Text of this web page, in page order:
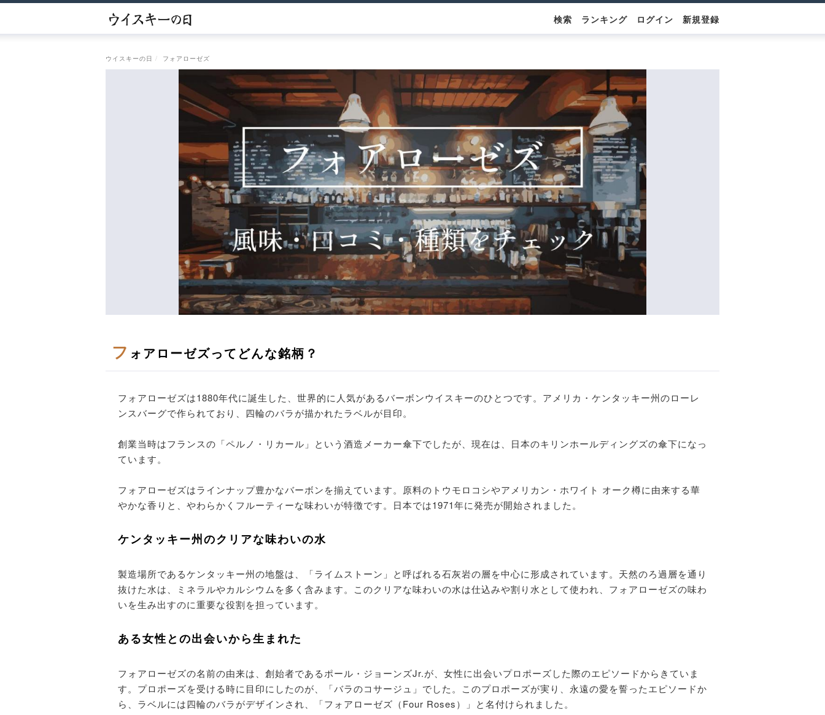
検索 ランキング ログイン 新規登録
ウイスキーの日 フォアローゼズ
フ ォアローゼズってどんな銘柄？
フォアローゼズは1880年代に誕生した、世界的に人気があるバーボンウイスキーのひとつです。アメリカ・ケンタッキー州のローレ
ンスバーグで作られており、四輪のバラが描かれたラベルが目印。
創業当時はフランスの「ペルノ・リカール」という酒造メーカー傘下でしたが、現在は、日本のキリンホールディングズの傘下になっ
ています。
フォアローゼズはラインナップ豊かなバーボンを揃えています。原料のトウモロコシやアメリカン・ホワイト オーク樽に由来する華
やかな香りと、やわらかくフルーティーな味わいが特徴です。日本では1971年に発売が開始されました。
ケンタッキー州のクリアな味わいの水
製造場所であるケンタッキー州の地盤は、「ライムストーン」と呼ばれる石灰岩の層を中心に形成されています。天然のろ過層を通り
抜けた水は、ミネラルやカルシウムを多く含みます。このクリアな味わいの水は仕込みや割り水として使われ、フォアローゼズの味わ
いを生み出すのに重要な役割を担っています。
ある女性との出会いから生まれた
フォアローゼズの名前の由来は、創始者であるポール・ジョーンズJr.が、女性に出会いプロポーズした際のエピソードからきていま
す。プロポーズを受ける時に目印にしたのが、「バラのコサージュ」でした。このプロポーズが実り、永遠の愛を誓ったエピソードか
ら、ラベルには四輪のバラがデザインされ、「フォアローゼズ（Four Roses）」と名付けられました。